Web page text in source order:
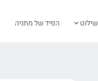
שילוט הפיד של מתניה